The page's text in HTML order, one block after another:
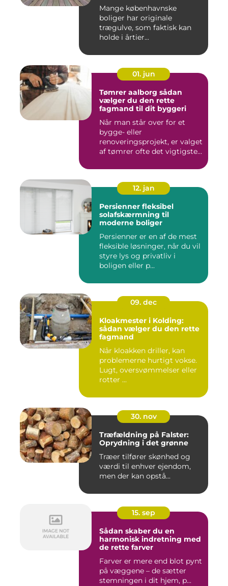
Mange københavnske
boliger har originale
trægulve, som faktisk kan
holde i årtier...
01. jun
Tømrer aalborg sådan
vælger du den rette
fagmand til dit byggeri
Når man står over for et
bygge- eller
renoveringsprojekt, er valget
af tømrer ofte det vigtigste
12. jan
Persienner fleksibel
solafskærmning til
moderne boliger
Persienner er en af de mest
fleksible løsninger, når du vil
styre lys og privatliv i
boligen eller p...
09. dec
Kloakmester i Kolding:
sådan vælger du den rette
fagmand
Når kloakken driller, kan
problemerne hurtigt vokse.
Lugt, oversvømmelser eller
rotter ...
30. nov
Træfældning på Falster:
Oprydning i det grønne
Træer tilfører skønhed og
værdi til enhver ejendom,
men der kan opstå...
15. sep
Sådan skaber du en
harmonisk indretning med
de rette farver
Farver er mere end blot pynt
på væggene – de sætter
stemningen i dit hjem, p...